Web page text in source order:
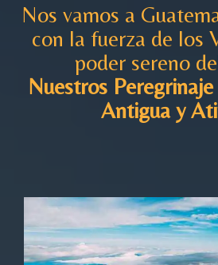
Nos vamos a
con la fuerza de los
poder sereno
Nuestros
Antigua y